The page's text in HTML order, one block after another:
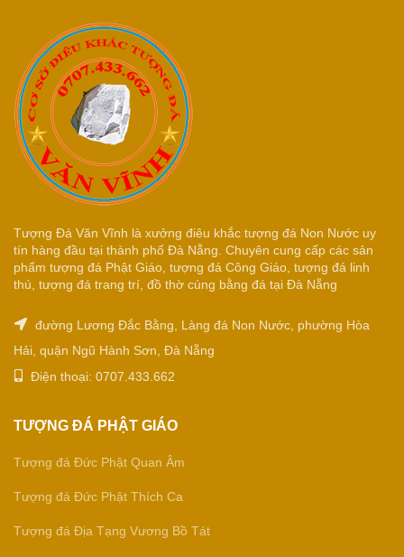
Tượng Đá Văn Vĩnh là xưởng điêu khắc tượng đá Non Nước uy
tín hàng đầu tại thành phố Đà Nẵng. Chuyên cung cấp các sản
phẩm tượng đá Phật Giáo, tượng đá Công Giáo, tượng đá linh
thú, tượng đá trang trí, đồ thờ cúng bằng đá tại Đà Nẵng
đường Lương Đắc Bằng, Làng đá Non Nước, phường Hòa
Hải, quận Ngũ Hành Sơn, Đà Nẵng
Điện thoại: 0707.433.662
TƯỢNG ĐÁ PHẬT GIÁO
Tượng đá Đức Phật Quan Âm
Tượng đá Đức Phật Thích Ca
Tượng đá Địa Tạng Vương Bồ Tát